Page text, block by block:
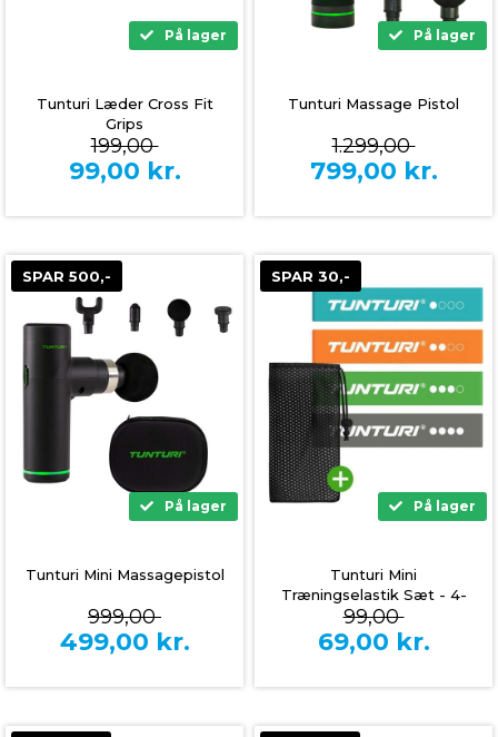
På lager
Tunturi Læder Cross Fit
Grips
199,00
99,00 kr.
På lager
Tunturi Massage Pistol
1.299,00
799,00 kr.
SPAR 500,-
På lager
Tunturi Mini Massagepistol
999,00
499,00 kr.
SPAR 30,-
På lager
Tunturi Mini
Træningselastik Sæt - 4-
pak
99,00
69,00 kr.